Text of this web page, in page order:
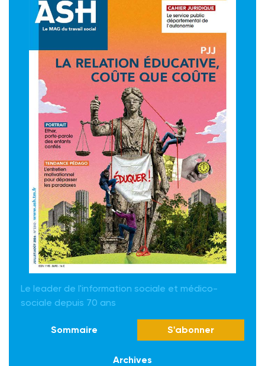
Le leader de l'information sociale et médico-
sociale depuis 70 ans
Sommaire S'abonner
Archives